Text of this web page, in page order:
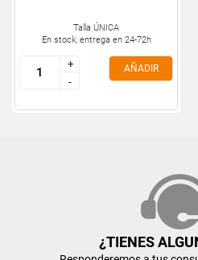
Talla ÚNICA
En stock, entrega en 24-72h
+
-
+
-
AÑADIR
¿TIENES